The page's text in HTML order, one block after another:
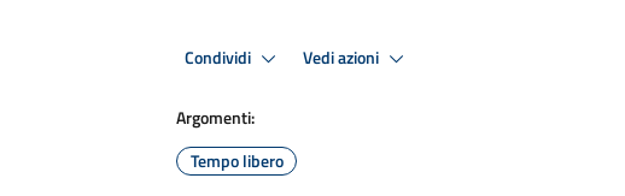
Condividi Vedi azioni
Argomenti:
Tempo libero